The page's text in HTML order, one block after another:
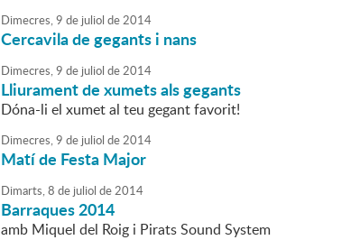
Dimecres,9 de juliol de2014
Cercavila de gegants i nans
Dimecres,9 de juliol de2014
Lliurament de xumets als gegants
Dóna-li el xumet al teu gegant favorit!
Dimecres,9 de juliol de2014
Matí de Festa Major
Dimarts,8 de juliol de2014
Barraques 2014
amb Miquel del Roig i Pirats Sound System